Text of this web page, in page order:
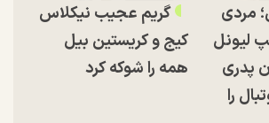
مردی
لیونل
پدری
را
گریم عجیب نیکلاس
کیج و کریستین بیل
همه را شوکه کرد